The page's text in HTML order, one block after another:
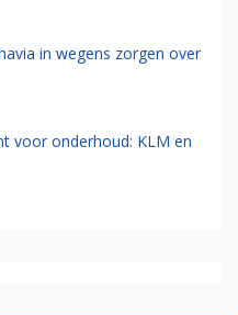
in wegens zorgen over
voor onderhoud: KLM en